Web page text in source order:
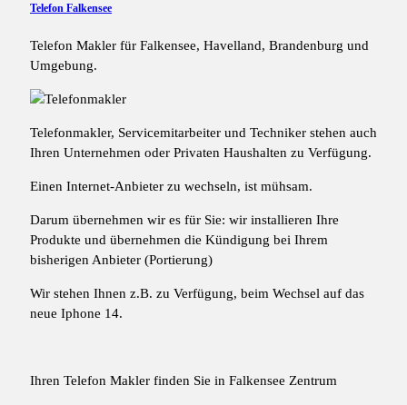
Telefon Falkensee
Telefon Makler für Falkensee, Havelland, Brandenburg und
Umgebung.
Telefonmakler, Servicemitarbeiter und Techniker stehen auch
Ihren Unternehmen oder Privaten Haushalten zu Verfügung.
Einen Internet-Anbieter zu wechseln, ist mühsam.
Darum übernehmen wir es für Sie: wir installieren Ihre
Produkte und übernehmen die Kündigung bei Ihrem
bisherigen Anbieter (Portierung)
Wir stehen Ihnen z.B. zu Verfügung, beim Wechsel auf das
neue Iphone 14.
Ihren Telefon Makler finden Sie in Falkensee Zentrum